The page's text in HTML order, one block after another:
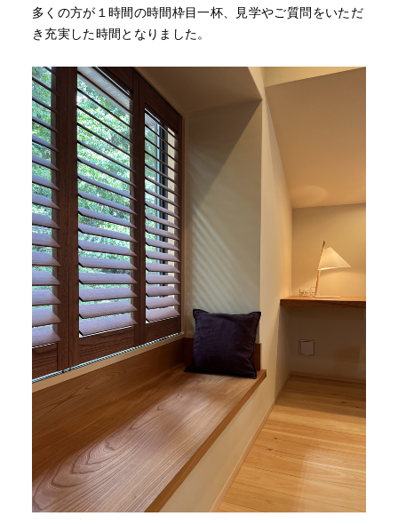
多くの方が１時間の時間枠目一杯、見学やご質問をいただ
き充実した時間となりました。